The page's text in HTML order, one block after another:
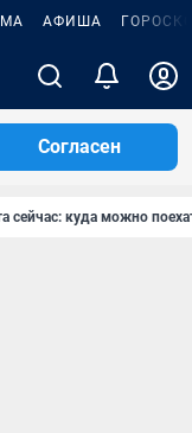
АФИША
Согласен
сейчас: куда можно